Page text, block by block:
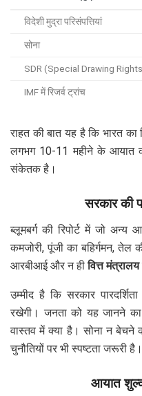
विदेशी मुद्रा परिसंपत्तियां
सोना
SDR (Special Drawing
IMF में रिजर्व ट्रांच
राहत की बात यह है कि भारत का
लगभग 10-11 महीने के
संकेतक है।
सरकार की
ब्लूमबर्ग की रिपोर्ट में जो
कमजोरी, पूंजी का बहिर्गमन,
आरबीआई और न हीवित्त मंत्रालय
उम्मीद है कि सरकार
रखेगी। जनता को यह जानने
वास्तव में क्या है। सोना न बेचने
चुनौतियों पर भी स्पष्टता जरूरी है।
आयात